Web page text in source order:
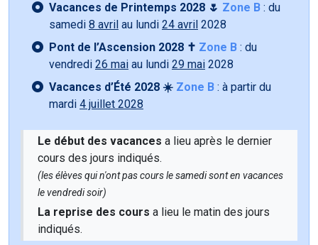
Vacances de Printemps 2028 🌷 Zone B : du
samedi 8 avril au lundi 24 avril 2028
Pont de l’Ascension 2028 ✝️ Zone B : du
vendredi 26 mai au lundi 29 mai 2028
Vacances d’Été 2028 ☀️ Zone B : à partir du
mardi 4 juillet 2028
Le début des vacances a lieu après le dernier
cours des jours indiqués.
(les élèves qui n'ont pas cours le samedi sont en vacances
le vendredi soir)
La reprise des cours a lieu le matin des jours
indiqués.